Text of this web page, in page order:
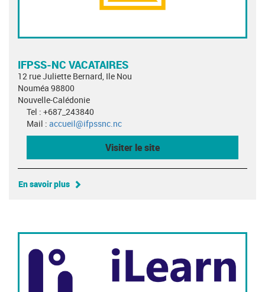
IFPSS-NC VACATAIRES
12 rue Juliette Bernard, Ile Nou
Nouméa 98800
Nouvelle-Calédonie
Tel : +687_243840
Mail : accueil@ifpssnc.nc
Visiter le site
En savoir plus